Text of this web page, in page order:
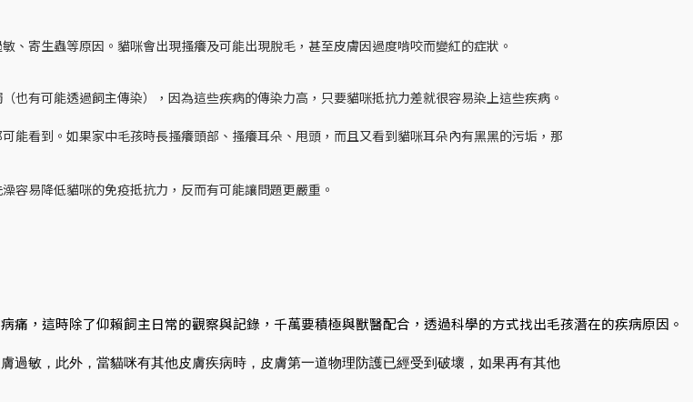
、寄生蟲等原因。貓咪會出現搔癢及可能出現脫毛，甚至皮膚因過度啃咬而變紅的症狀。
也有可能透過飼主傳染），因為這些疾病的傳染力高，只要貓咪抵抗力差就很容易染上這些疾病。
能看到。如果家中毛孩時長搔癢頭部、搔癢耳朵、甩頭，而且又看到貓咪耳朵內有黑黑的污垢，那
容易降低貓咪的免疫抵抗力，反而有可能讓問題更嚴重。
痛，這時除了仰賴飼主日常的觀察與記錄，千萬要積極與獸醫配合，透過科學的方式找出毛孩潛在的疾病原因。
過敏，此外，當貓咪有其他皮膚疾病時，皮膚第一道物理防護已經受到破壞，如果再有其他